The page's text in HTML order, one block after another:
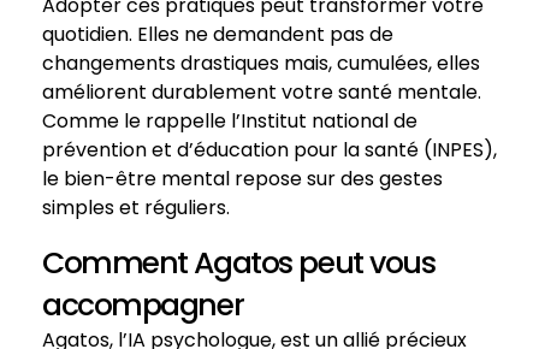
quotidien. Elles ne demandent pas de
changements drastiques mais, cumulées, elles
améliorent durablement votre santé mentale.
Comme le rappelle l’Institut national de
prévention et d’éducation pour la santé (INPES),
le bien-être mental repose sur des gestes
simples et réguliers.
Comment Agatos peut vous
accompagner
Agatos, l’IA psychologue, est un allié précieux